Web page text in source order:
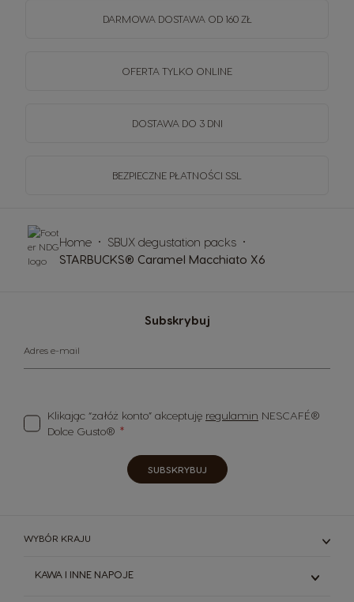
DARMOWA DOSTAWA OD 160 ZŁ
OFERTA TYLKO ONLINE
DOSTAWA DO 3 DNI
BEZPIECZNE PŁATNOŚCI SSL
Subskrybuj
Adres e-mail
Klikając “załóż konto” akceptuję regulamin NESCAFÉ®
Dolce Gusto®
SUBSKRYBUJ
Home
SBUX degustation packs
STARBUCKS® Caramel Macchiato X6
WYBÓR KRAJU
KAWA I INNE NAPOJE